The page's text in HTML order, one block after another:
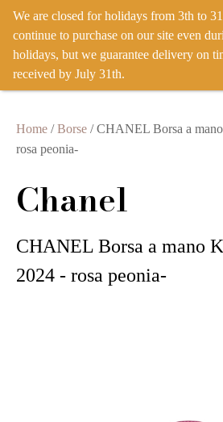
Home /Borse / CHANEL Borsa a
rosa peonia-
Chanel
CHANEL Borsa a mano
2024 - rosa peonia-
We are closed for holidays from 3th to
continue to purchase on our site even
holidays, but we guarantee delivery on
received by July 31th.